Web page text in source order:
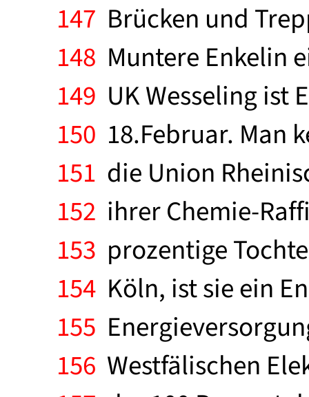
147 Brücken und
148 Muntere Enkelin
149 UK Wesseling ist
150 18.Februar. Man
151 die Union
152 ihrer Chemie-
153 prozentige
154 Köln, ist sie ein
155
156 Westfälischen